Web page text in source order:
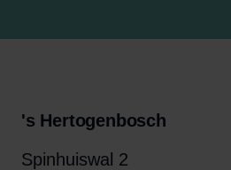
's Hertogenbosch
Spinhuiswal 2